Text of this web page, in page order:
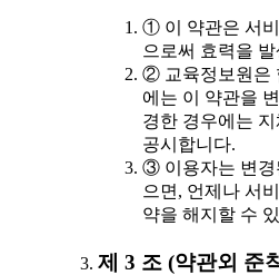
① 이 약관은 서
으로써 효력을
② 교육정보원은
에는 이 약관을
경한 경우에는
공시합니다.
③ 이용자는 변경
으면, 언제나 서
약을 해지할 수
제 3 조 (약관외 준